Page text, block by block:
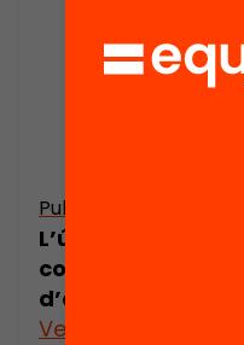
Publicació
L’ús de les TIC
connectar espais
d’aprenentatge
Veure’n més